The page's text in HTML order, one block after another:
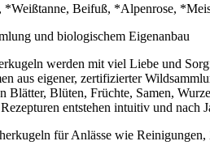
*Weißtanne, Beifuß, *Alpenrose,
und biologischem Eigenanbau
werden mit viel Liebe und
aus eigener, zertifizierter
Blätter, Blüten, Früchte, Samen,
entstehen intuitiv und nach
für Anlässe wie